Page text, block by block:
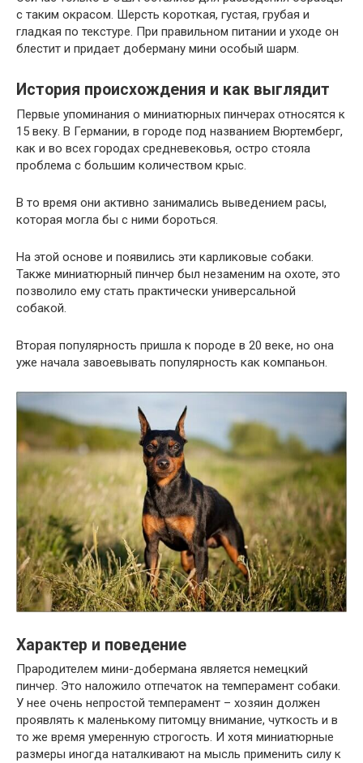
с таким окрасом. Шерсть короткая, густая, грубая и
гладкая по текстуре. При правильном питании и уходе он
блестит и придает доберману мини особый шарм.
История происхождения и как выглядит
Первые упоминания о миниатюрных пинчерах относятся к
15 веку. В Германии, в городе под названием Вюртемберг,
как и во всех городах средневековья, остро стояла
проблема с большим количеством крыс.
В то время они активно занимались выведением расы,
которая могла бы с ними бороться.
На этой основе и появились эти карликовые собаки.
Также миниатюрный пинчер был незаменим на охоте, это
позволило ему стать практически универсальной
собакой.
Вторая популярность пришла к породе в 20 веке, но она
уже начала завоевывать популярность как компаньон.
Характер и поведение
Прародителем мини-добермана является немецкий
пинчер. Это наложило отпечаток на темперамент собаки.
У нее очень непростой темперамент – хозяин должен
проявлять к маленькому питомцу внимание, чуткость и в
то же время умеренную строгость. И хотя миниатюрные
размеры иногда наталкивают на мысль применить силу к